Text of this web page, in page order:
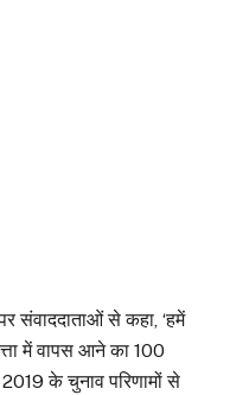
संवाददाताओं से कहा, ‘हमें
में वापस आने का 100
2019 के चुनाव परिणामों से